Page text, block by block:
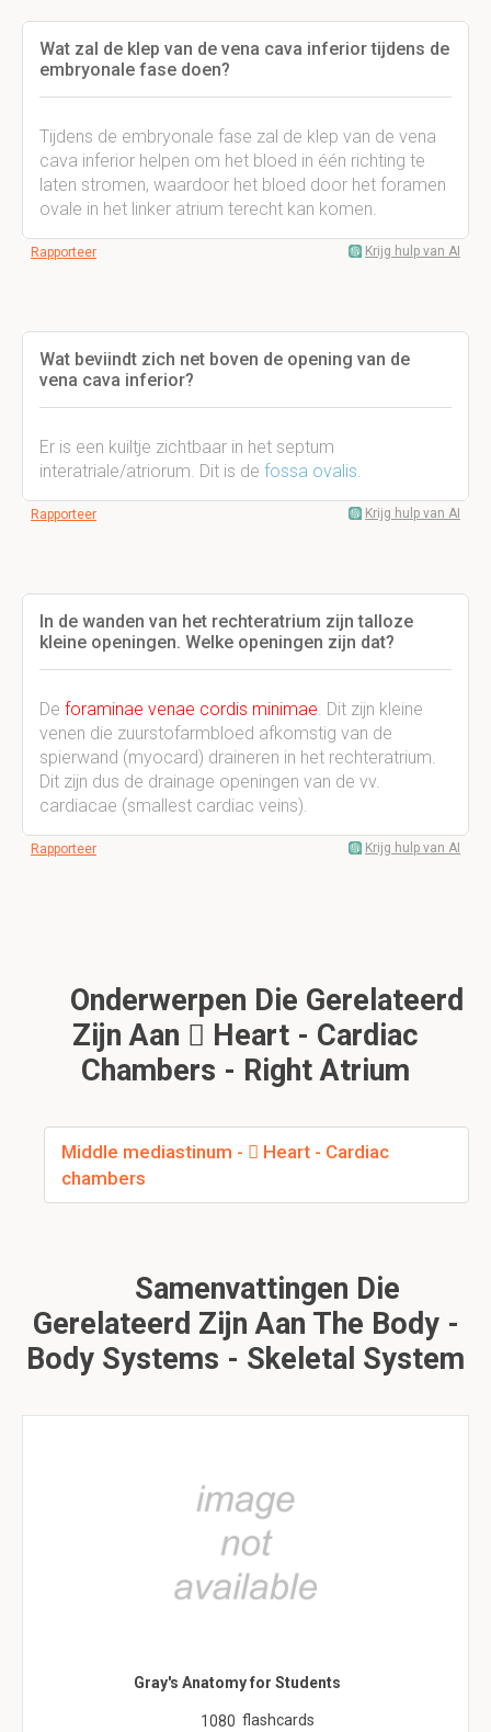
Wat zal de klep van de vena cava inferior tijdens de
embryonale fase doen?
Tijdens de embryonale fase zal de klep van de vena
cava inferior helpen om het bloed in één richting te
laten stromen, waardoor het bloed door het foramen
ovale in het linker atrium terecht kan komen.
Rapporteer Krijg hulp van AI
Wat beviindt zich net boven de opening van de
vena cava inferior?
Er is een kuiltje zichtbaar in het septum
interatriale/atriorum. Dit is de fossa ovalis.
Rapporteer Krijg hulp van AI
In de wanden van het rechteratrium zijn talloze
kleine openingen. Welke openingen zijn dat?
De foraminae venae cordis minimae. Dit zijn kleine
venen die zuurstofarmbloed afkomstig van de
spierwand (myocard) draineren in het rechteratrium.
Dit zijn dus de drainage openingen van de vv.
cardiacae (smallest cardiac veins).
Rapporteer Krijg hulp van AI
Onderwerpen Die Gerelateerd
Zijn Aan  Heart - Cardiac
Chambers - Right Atrium
Middle mediastinum -  Heart - Cardiac
chambers
Samenvattingen Die
Gerelateerd Zijn Aan The Body -
Body Systems - Skeletal System
Gray's Anatomy for Students
1080 flashcards